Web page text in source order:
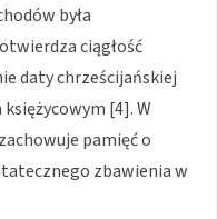
była
ciągłość
daty chrześcijańskiej
[4]. W
pamięć o
zbawienia w